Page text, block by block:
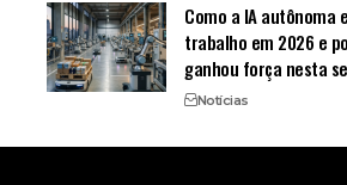
Como a IA autônoma
trabalho em 2026 e
ganhou força nesta
Notícias